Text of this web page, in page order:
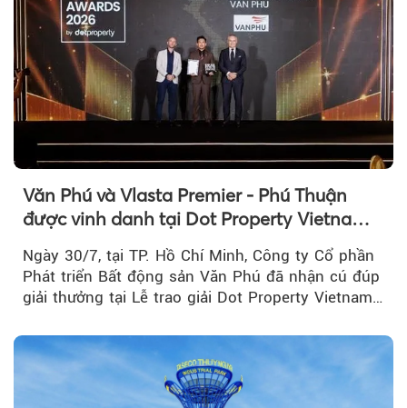
Văn Phú và Vlasta Premier - Phú Thuận
được vinh danh tại Dot Property Vietnam
Ngày 30/7, tại TP. Hồ Chí Minh, Công ty Cổ phần
Phát triển Bất động sản Văn Phú đã nhận cú đúp
giải thưởng tại Lễ trao giải Dot Property Vietnam